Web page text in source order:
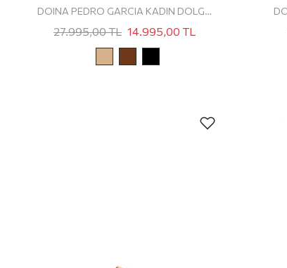
DOINA PEDRO GARCIA KADIN DOLGU TOPUKLU SANDALET
27.995,00TL 14.995,00 TL